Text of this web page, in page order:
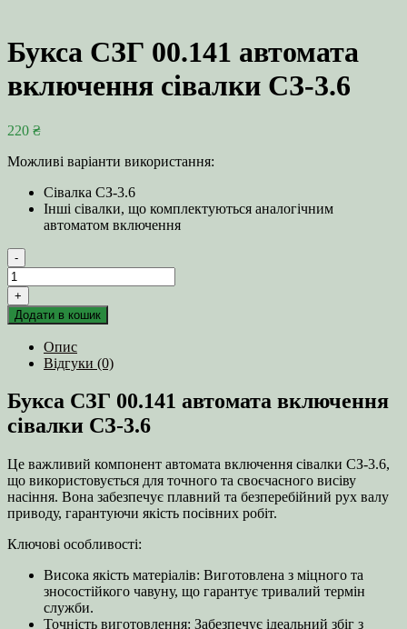
Букса СЗГ 00.141 автомата
включення сівалки СЗ-3.6
220 ₴
Можливі варіанти використання:
Сівалка СЗ-3.6
Інші сівалки, що комплектуються аналогічним
автоматом включення
-
Букса
СЗГ
00.141
автомата
включення
сівалки
СЗ-3.6
+
Додати в кошик
Опис
Відгуки (0)
Букса СЗГ 00.141 автомата включення
сівалки СЗ-3.6
Це важливий компонент автомата включення сівалки СЗ-3.6,
що використовується для точного та своєчасного висіву
насіння. Вона забезпечує плавний та безперебійний рух валу
приводу, гарантуючи якість посівних робіт.
Ключові особливості:
Висока якість матеріалів: Виготовлена з міцного та
зносостійкого чавуну, що гарантує тривалий термін
служби.
Точність виготовлення: Забезпечує ідеальний збіг з